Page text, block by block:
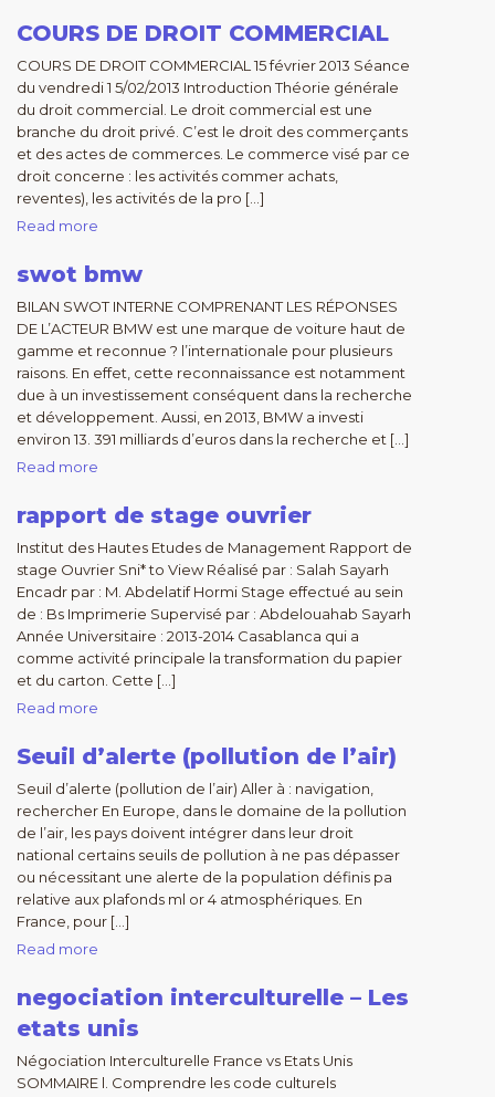
COURS DE DROIT COMMERCIAL
COURS DE DROIT COMMERCIAL 15 février 2013 Séance
du vendredi 1 5/02/2013 Introduction Théorie générale
du droit commercial. Le droit commercial est une
branche du droit privé. C’est le droit des commerçants
et des actes de commerces. Le commerce visé par ce
droit concerne : les activités commer achats,
reventes), les activités de la pro […]
Read more
swot bmw
BILAN SWOT INTERNE COMPRENANT LES RÉPONSES
DE L’ACTEUR BMW est une marque de voiture haut de
gamme et reconnue ? l’internationale pour plusieurs
raisons. En effet, cette reconnaissance est notamment
due à un investissement conséquent dans la recherche
et développement. Aussi, en 2013, BMW a investi
environ 13. 391 milliards d’euros dans la recherche et […]
Read more
rapport de stage ouvrier
Institut des Hautes Etudes de Management Rapport de
stage Ouvrier Sni* to View Réalisé par : Salah Sayarh
Encadr par : M. Abdelatif Hormi Stage effectué au sein
de : Bs Imprimerie Supervisé par : Abdelouahab Sayarh
Année Universitaire : 2013-2014 Casablanca qui a
comme activité principale la transformation du papier
et du carton. Cette […]
Read more
Seuil d’alerte (pollution de l’air)
Seuil d’alerte (pollution de l’air) Aller à : navigation,
rechercher En Europe, dans le domaine de la pollution
de l’air, les pays doivent intégrer dans leur droit
national certains seuils de pollution à ne pas dépasser
ou nécessitant une alerte de la population définis pa
relative aux plafonds ml or 4 atmosphériques. En
France, pour […]
Read more
negociation interculturelle – Les
etats unis
Négociation Interculturelle France vs Etats Unis
SOMMAIRE l. Comprendre les code culturels